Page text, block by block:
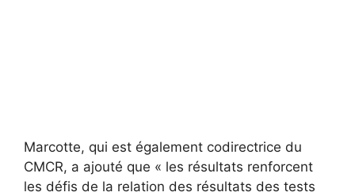
Marcotte, qui est également codirectrice du
CMCR, a ajouté que « les résultats renforcent
les défis de la relation des résultats des tests